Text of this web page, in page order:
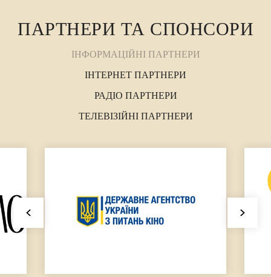
ПАРТНЕРИ ТА СПОНСОРИ
ІНФОРМАЦІЙНІ ПАРТНЕРИ
ІНТЕРНЕТ ПАРТНЕРИ
РАДІО ПАРТНЕРИ
ТЕЛЕВІЗІЙНІ ПАРТНЕРИ